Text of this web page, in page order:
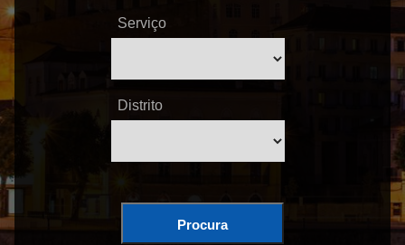
Serviço
Distrito
Procura